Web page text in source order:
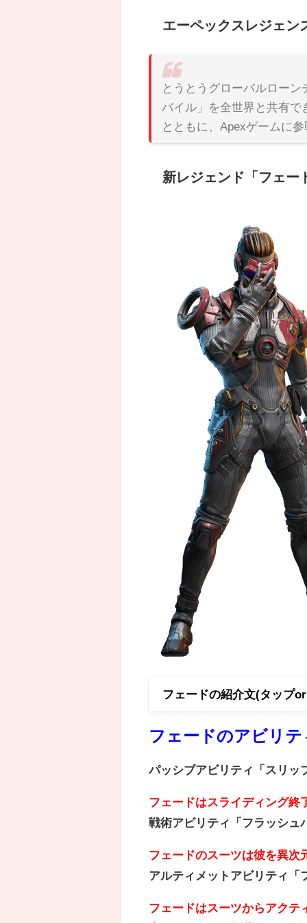
エーペックスレジェン
とうとうグローバルロー
バイル」を全世界と共有
とともに、Apexゲームに
新レジェンド「フェー
フェードの紹介文(タップ
フェードのアビリテ
パッシブアビリティ「スリッ
フェードはスライディング終
戦術アビリティ「フラッシュ
フェードのスーツは彼を異次
アルティメットアビリティ「
フェードはスーツからアクテ